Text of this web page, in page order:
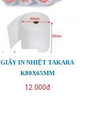
GIẤY IN NHIỆT TAKARA
K80X65MM
12.000đ